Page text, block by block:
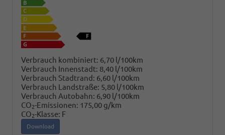
Verbrauch kombiniert: 6,70 l/100km
Verbrauch Innenstadt: 8,40 l/100km
Verbrauch Stadtrand: 6,60 l/100km
Verbrauch Landstraße: 5,80 l/100km
Verbrauch Autobahn: 6,90 l/100km
CO2-Emissionen: 175,00 g/km
CO2-Klasse: F
Download